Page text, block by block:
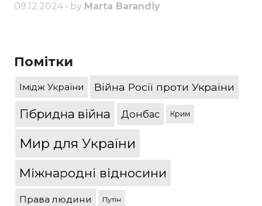
09.12.2024 • by Marta Barandiy
Помітки
Імідж України Війна Росії проти України
Гібридна війна Донбас Крим
Мир для України
Міжнародні відносини
Права людини Путін